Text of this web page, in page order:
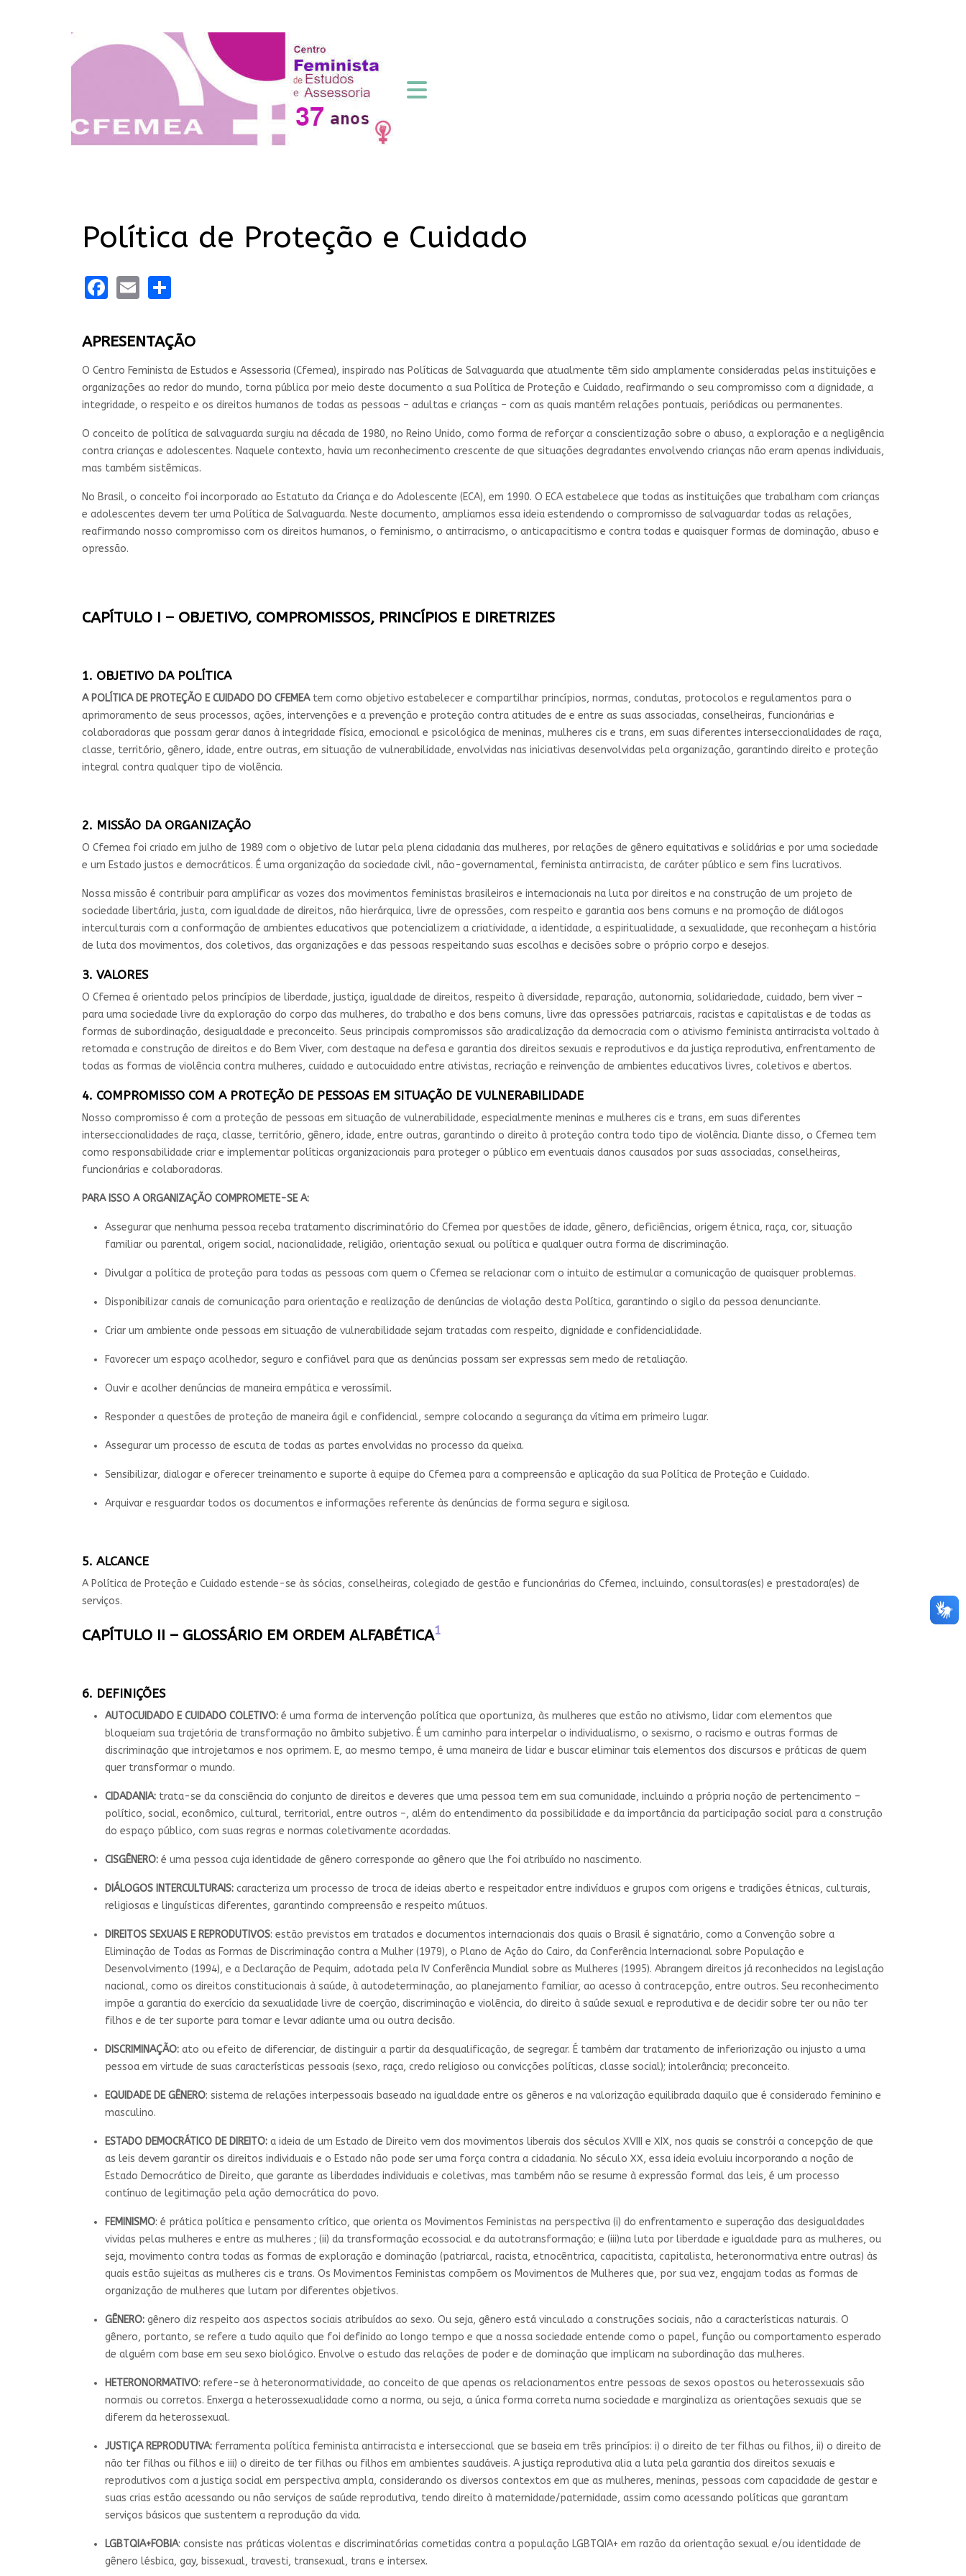
Política de Proteção e Cuidado
Facebook
Email
APRESENTAÇÃO
O Centro Feminista de Estudos e Assessoria (Cfemea), inspirado nas Políticas de Salvaguarda que atualmente têm sido amplamente consideradas pelas instituições e
organizações ao redor do mundo, torna pública por meio deste documento a sua Política de Proteção e Cuidado, reafirmando o seu compromisso com a dignidade, a
integridade, o respeito e os direitos humanos de todas as pessoas – adultas e crianças – com as quais mantém relações pontuais, periódicas ou permanentes.
O conceito de política de salvaguarda surgiu na década de 1980, no Reino Unido, como forma de reforçar a conscientização sobre o abuso, a exploração e a negligência
contra crianças e adolescentes. Naquele contexto, havia um reconhecimento crescente de que situações degradantes envolvendo crianças não eram apenas individuais,
mas também sistêmicas.
No Brasil, o conceito foi incorporado ao Estatuto da Criança e do Adolescente (ECA), em 1990. O ECA estabelece que todas as instituições que trabalham com crianças
e adolescentes devem ter uma Política de Salvaguarda. Neste documento, ampliamos essa ideia estendendo o compromisso de salvaguardar todas as relações,
reafirmando nosso compromisso com os direitos humanos, o feminismo, o antirracismo, o anticapacitismo e contra todas e quaisquer formas de dominação, abuso e
opressão.
CAPÍTULO I – OBJETIVO, COMPROMISSOS, PRINCÍPIOS E DIRETRIZES
1. OBJETIVO DA POLÍTICA
A POLÍTICA DE PROTEÇÃO E CUIDADO DO CFEMEAtem como objetivo estabelecer e compartilhar princípios, normas, condutas, protocolos e regulamentos para o
aprimoramento de seus processos, ações, intervenções e a prevenção e proteção contra atitudes de e entre as suas associadas, conselheiras, funcionárias e
colaboradoras que possam gerar danos à integridade física, emocional e psicológica de meninas, mulheres cis e trans, em suas diferentes interseccionalidades de raça,
classe, território, gênero, idade, entre outras, em situação de vulnerabilidade, envolvidas nas iniciativas desenvolvidas pela organização, garantindo direito e proteção
integral contra qualquer tipo de violência.
2. MISSÃO DA ORGANIZAÇÃO
O Cfemea foi criado em julho de 1989 com o objetivo de lutar pela plena cidadania das mulheres, por relações de gênero equitativas e solidárias e por uma sociedade
e um Estado justos e democráticos. É uma organização da sociedade civil, não-governamental, feminista antirracista, de caráter público e sem fins lucrativos.
Nossa missão é contribuir para amplificar as vozes dos movimentos feministas brasileiros e internacionais na luta por direitos e na construção de um projeto de
sociedade libertária, justa, com igualdade de direitos, não hierárquica, livre de opressões, com respeito e garantia aos bens comuns e na promoção de diálogos
interculturais com a conformação de ambientes educativos que potencializem a criatividade, a identidade, a espiritualidade, a sexualidade, que reconheçam a história
de luta dos movimentos, dos coletivos, das organizações e das pessoas respeitando suas escolhas e decisões sobre o próprio corpo e desejos.
3. VALORES
O Cfemea é orientado pelos princípios de liberdade, justiça, igualdade de direitos, respeito à diversidade, reparação, autonomia, solidariedade, cuidado, bem viver –
para uma sociedade livre da exploração do corpo das mulheres, do trabalho e dos bens comuns, livre das opressões patriarcais, racistas e capitalistas e de todas as
formas de subordinação, desigualdade e preconceito. Seus principais compromissos são aradicalização da democracia com o ativismo feminista antirracista voltado à
retomada e construção de direitos e do Bem Viver, com destaque na defesa e garantia dos direitos sexuais e reprodutivos e da justiça reprodutiva, enfrentamento de
todas as formas de violência contra mulheres, cuidado e autocuidado entre ativistas, recriação e reinvenção de ambientes educativos livres, coletivos e abertos.
4. COMPROMISSO COM A PROTEÇÃO DE PESSOAS EM SITUAÇÃO DE VULNERABILIDADE
Nosso compromisso é com a proteção de pessoas em situação de vulnerabilidade, especialmente meninas e mulheres cis e trans, em suas diferentes
interseccionalidades de raça, classe, território, gênero, idade, entre outras, garantindo o direito à proteção contra todo tipo de violência. Diante disso, o Cfemea tem
como responsabilidade criar e implementar políticas organizacionais para proteger o público em eventuais danos causados por suas associadas, conselheiras,
funcionárias e colaboradoras.
PARA ISSO A ORGANIZAÇÃO COMPROMETE-SE A:
Assegurar que nenhuma pessoa receba tratamento discriminatório do Cfemea por questões de idade, gênero, deficiências, origem étnica, raça, cor, situação
familiar ou parental, origem social, nacionalidade, religião, orientação sexual ou política e qualquer outra forma de discriminação.
Divulgar a política de proteção para todas as pessoas com quem o Cfemea se relacionar com o intuito de estimular a comunicação de quaisquer problemas.
Disponibilizar canais de comunicação para orientação e realização de denúncias de violação desta Política, garantindo o sigilo da pessoa denunciante.
Criar um ambiente onde pessoas em situação de vulnerabilidade sejam tratadas com respeito, dignidade e confidencialidade.
Favorecer um espaço acolhedor, seguro e confiável para que as denúncias possam ser expressas sem medo de retaliação.
Ouvir e acolher denúncias de maneira empática e verossímil.
Responder a questões de proteção de maneira ágil e confidencial, sempre colocando a segurança da vítima em primeiro lugar.
Assegurar um processo de escuta de todas as partes envolvidas no processo da queixa.
Sensibilizar, dialogar e oferecer treinamento e suporte à equipe do Cfemea para a compreensão e aplicação da sua Política de Proteção e Cuidado.
Arquivar e resguardar todos os documentos e informações referente às denúncias de forma segura e sigilosa.
5. ALCANCE
A Política de Proteção e Cuidado estende-se às sócias, conselheiras, colegiado de gestão e funcionárias do Cfemea, incluindo, consultoras(es) e prestadora(es) de
serviços.
CAPÍTULO II – GLOSSÁRIO EM ORDEM ALFABÉTICA1
6. DEFINIÇÕES
AUTOCUIDADO E CUIDADO COLETIVO: é uma forma de intervenção política que oportuniza, às mulheres que estão no ativismo, lidar com elementos que
bloqueiam sua trajetória de transformação no âmbito subjetivo. É um caminho para interpelar o individualismo, o sexismo, o racismo e outras formas de
discriminação que introjetamos e nos oprimem. E, ao mesmo tempo, é uma maneira de lidar e buscar eliminar tais elementos dos discursos e práticas de quem
quer transformar o mundo.
CIDADANIA: trata-se da consciência do conjunto de direitos e deveres que uma pessoa tem em sua comunidade, incluindo a própria noção de pertencimento –
político, social, econômico, cultural, territorial, entre outros –, além do entendimento da possibilidade e da importância da participação social para a construção
do espaço público, com suas regras e normas coletivamente acordadas.
CISGÊNERO: é uma pessoa cuja identidade de gênero corresponde ao gênero que lhe foi atribuído no nascimento.
DIÁLOGOS INTERCULTURAIS: caracteriza um processo de troca de ideias aberto e respeitador entre indivíduos e grupos com origens e tradições étnicas, culturais,
religiosas e linguísticas diferentes, garantindo compreensão e respeito mútuos.
DIREITOS SEXUAIS E REPRODUTIVOS: estão previstos em tratados e documentos internacionais dos quais o Brasil é signatário, como a Convenção sobre a
Eliminação de Todas as Formas de Discriminação contra a Mulher (1979), o Plano de Ação do Cairo, da Conferência Internacional sobre População e
Desenvolvimento (1994), e a Declaração de Pequim, adotada pela IV Conferência Mundial sobre as Mulheres (1995). Abrangem direitos já reconhecidos na legislação
nacional, como os direitos constitucionais à saúde, à autodeterminação, ao planejamento familiar, ao acesso à contracepção, entre outros. Seu reconhecimento
impõe a garantia do exercício da sexualidade livre de coerção, discriminação e violência, do direito à saúde sexual e reprodutiva e de decidir sobre ter ou não ter
filhos e de ter suporte para tomar e levar adiante uma ou outra decisão.
DISCRIMINAÇÃO: ato ou efeito de diferenciar, de distinguir a partir da desqualificação, de segregar. É também dar tratamento de inferiorização ou injusto a uma
pessoa em virtude de suas características pessoais (sexo, raça, credo religioso ou convicções políticas, classe social); intolerância; preconceito.
EQUIDADE DE GÊNERO: sistema de relações interpessoais baseado na igualdade entre os gêneros e na valorização equilibrada daquilo que é considerado feminino e
masculino.
ESTADO DEMOCRÁTICO DE DIREITO: a ideia de um Estado de Direito vem dos movimentos liberais dos séculos XVIII e XIX, nos quais se constrói a concepção de que
as leis devem garantir os direitos individuais e o Estado não pode ser uma força contra a cidadania. No século XX, essa ideia evoluiu incorporando a noção de
Estado Democrático de Direito, que garante as liberdades individuais e coletivas, mas também não se resume à expressão formal das leis, é um processo
contínuo de legitimação pela ação democrática do povo.
FEMINISMO: é prática política e pensamento crítico, que orienta os Movimentos Feministas na perspectiva (i) do enfrentamento e superação das desigualdades
vividas pelas mulheres e entre as mulheres ; (ii) da transformação ecossocial e da autotransformação; e (iii)na luta por liberdade e igualdade para as mulheres, ou
seja, movimento contra todas as formas de exploração e dominação (patriarcal, racista, etnocêntrica, capacitista, capitalista, heteronormativa entre outras) às
quais estão sujeitas as mulheres cis e trans. Os Movimentos Feministas compõem os Movimentos de Mulheres que, por sua vez, engajam todas as formas de
organização de mulheres que lutam por diferentes objetivos.
GÊNERO: gênero diz respeito aos aspectos sociais atribuídos ao sexo. Ou seja, gênero está vinculado a construções sociais, não a características naturais. O
gênero, portanto, se refere a tudo aquilo que foi definido ao longo tempo e que a nossa sociedade entende como o papel, função ou comportamento esperado
de alguém com base em seu sexo biológico. Envolve o estudo das relações de poder e de dominação que implicam na subordinação das mulheres.
HETERONORMATIVO: refere-se à heteronormatividade, ao conceito de que apenas os relacionamentos entre pessoas de sexos opostos ou heterossexuais são
normais ou corretos. Enxerga a heterossexualidade como a norma, ou seja, a única forma correta numa sociedade e marginaliza as orientações sexuais que se
diferem da heterossexual.
JUSTIÇA REPRODUTIVA: ferramenta política feminista antirracista e interseccional que se baseia em três princípios: i) o direito de ter filhas ou filhos, ii) o direito de
não ter filhas ou filhos e iii) o direito de ter filhas ou filhos em ambientes saudáveis. A justiça reprodutiva alia a luta pela garantia dos direitos sexuais e
reprodutivos com a justiça social em perspectiva ampla, considerando os diversos contextos em que as mulheres, meninas, pessoas com capacidade de gestar e
suas crias estão acessando ou não serviços de saúde reprodutiva, tendo direito à maternidade/paternidade, assim como acessando políticas que garantam
serviços básicos que sustentem a reprodução da vida.
LGBTQIA+FOBIA: consiste nas práticas violentas e discriminatórias cometidas contra a população LGBTQIA+ em razão da orientação sexual e/ou identidade de
gênero lésbica, gay, bissexual, travesti, transexual, trans e intersex.